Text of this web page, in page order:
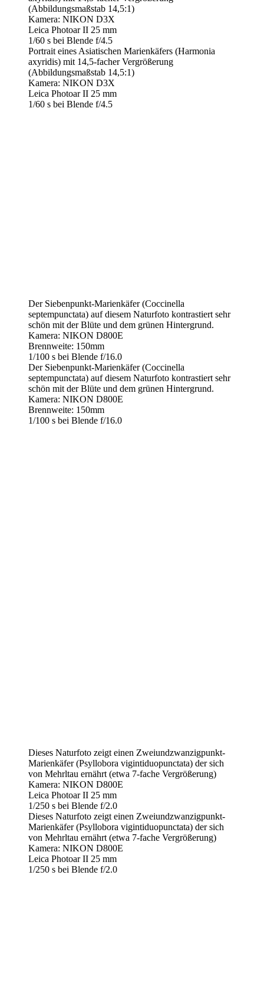
(Abbildungsmaßstab 14,5:1)
Kamera: NIKON D3X
Leica Photoar II 25 mm
1/60 s bei Blende f/4.5
Portrait eines Asiatischen Marienkäfers (Harmonia
axyridis) mit 14,5-facher Vergrößerung
(Abbildungsmaßstab 14,5:1)
Kamera: NIKON D3X
Leica Photoar II 25 mm
1/60 s bei Blende f/4.5
Der Siebenpunkt-Marienkäfer (Coccinella
septempunctata) auf diesem Naturfoto kontrastiert sehr
schön mit der Blüte und dem grünen Hintergrund.
Kamera: NIKON D800E
Brennweite: 150mm
1/100 s bei Blende f/16.0
Der Siebenpunkt-Marienkäfer (Coccinella
septempunctata) auf diesem Naturfoto kontrastiert sehr
schön mit der Blüte und dem grünen Hintergrund.
Kamera: NIKON D800E
Brennweite: 150mm
1/100 s bei Blende f/16.0
Dieses Naturfoto zeigt einen Zweiundzwanzigpunkt-
Marienkäfer (Psyllobora vigintiduopunctata) der sich
von Mehrltau ernährt (etwa 7-fache Vergrößerung)
Kamera: NIKON D800E
Leica Photoar II 25 mm
1/250 s bei Blende f/2.0
Dieses Naturfoto zeigt einen Zweiundzwanzigpunkt-
Marienkäfer (Psyllobora vigintiduopunctata) der sich
von Mehrltau ernährt (etwa 7-fache Vergrößerung)
Kamera: NIKON D800E
Leica Photoar II 25 mm
1/250 s bei Blende f/2.0